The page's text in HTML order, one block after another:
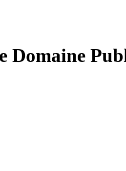
Domaine